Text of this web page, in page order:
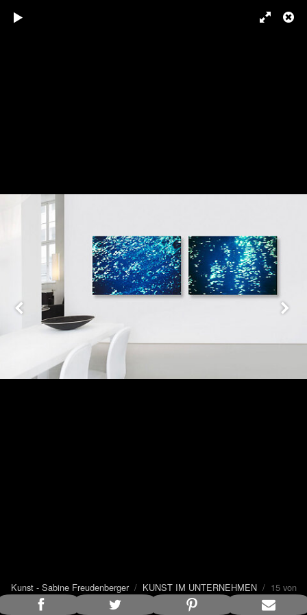
Kunst - Sabine Freudenberger/ KUNST IM UNTERNEHMEN/ 15 von
25Bildunterschrift anzeigen